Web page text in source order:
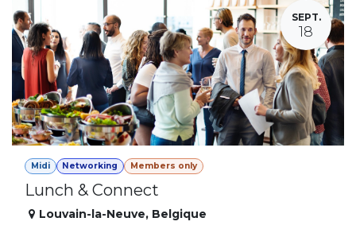
SEPT.
18
Midi Networking Members only
Lunch & Connect
Louvain-la-Neuve, Belgique